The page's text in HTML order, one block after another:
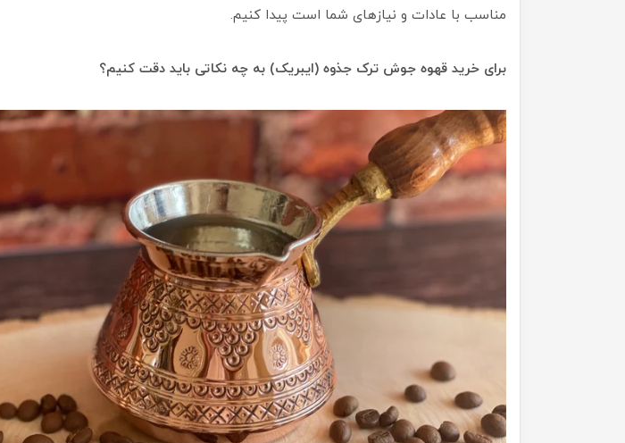
مناسب با عادات و نیازهای شما است پیدا کنیم.
برای خرید قهوه جوش ترک جذوه (ایبریک) به چه نکاتی باید دقت کنیم؟